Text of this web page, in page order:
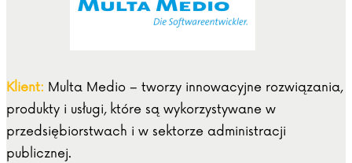
Klient: Multa Medio – tworzy innowacyjne rozwiązania,
produkty i usługi, które są wykorzystywane w
przedsiębiorstwach i w sektorze administracji
publicznej.